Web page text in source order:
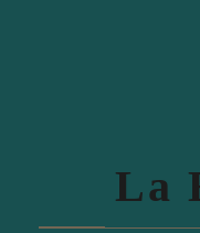
La